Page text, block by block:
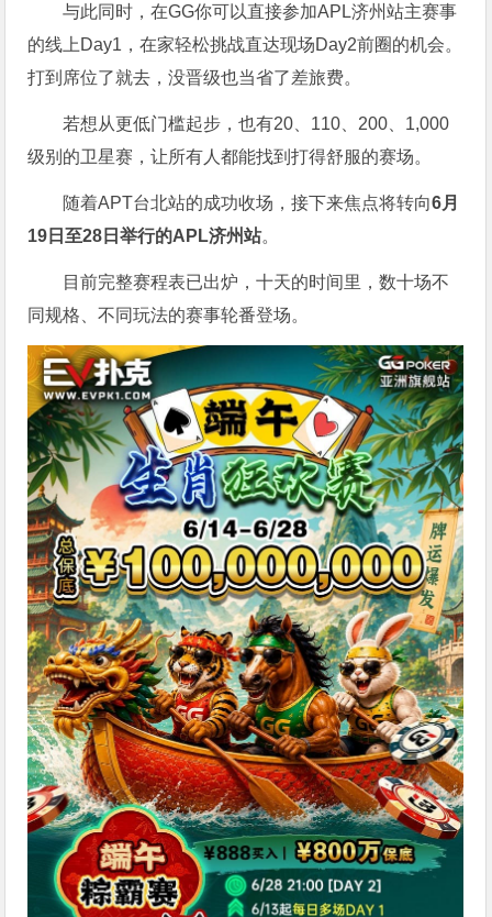
与此同时，在GG你可以直接参加APL济州站主赛事
的线上Day1，在家轻松挑战直达现场Day2前圈的机会。
打到席位了就去，没晋级也当省了差旅费。
若想从更低门槛起步，也有20、110、200、1,000
级别的卫星赛，让所有人都能找到打得舒服的赛场。
随着APT台北站的成功收场，接下来焦点将转向6月
19 日至28 日举行的APL济州站。
目前完整赛程表已出炉，十天的时间里，数十场不
同规格、不同玩法的赛事轮番登场。